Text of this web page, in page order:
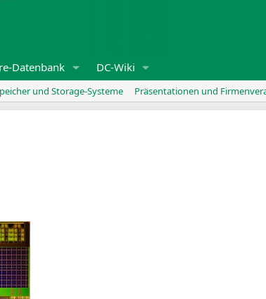
Datenbank DC-Wiki
und Storage-Systeme Präsentationen und